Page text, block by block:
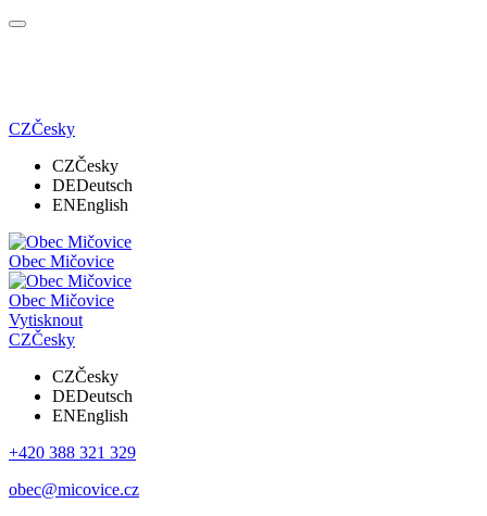
CZČesky
CZČesky
DEDeutsch
ENEnglish
Obec Mičovice
Obec Mičovice
Vytisknout
CZČesky
CZČesky
DEDeutsch
ENEnglish
+420 388 321 329
obec@micovice.cz